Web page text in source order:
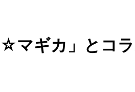
☆マギカ」とコ